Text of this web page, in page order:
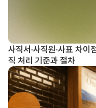
사직서·사직원·사표 차이
직 처리 기준과 절차